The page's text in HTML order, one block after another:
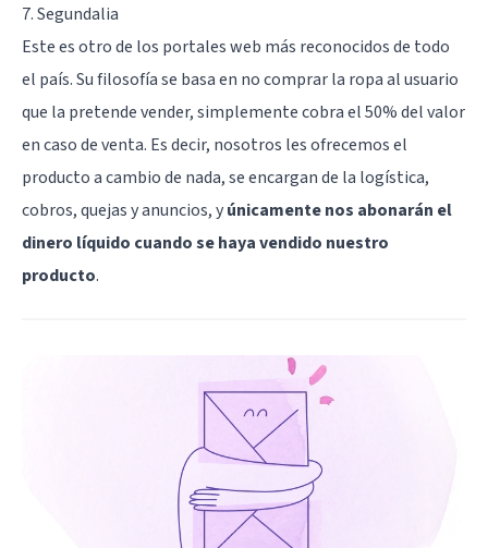
7. Segundalia
Este es otro de los portales web más reconocidos de todo
el país. Su filosofía se basa en no comprar la ropa al usuario
que la pretende vender, simplemente cobra el 50% del valor
en caso de venta. Es decir, nosotros les ofrecemos el
producto a cambio de nada, se encargan de la logística,
cobros, quejas y anuncios, yúnicamente nos abonarán el
dinero líquido cuando se haya vendido nuestro
producto.